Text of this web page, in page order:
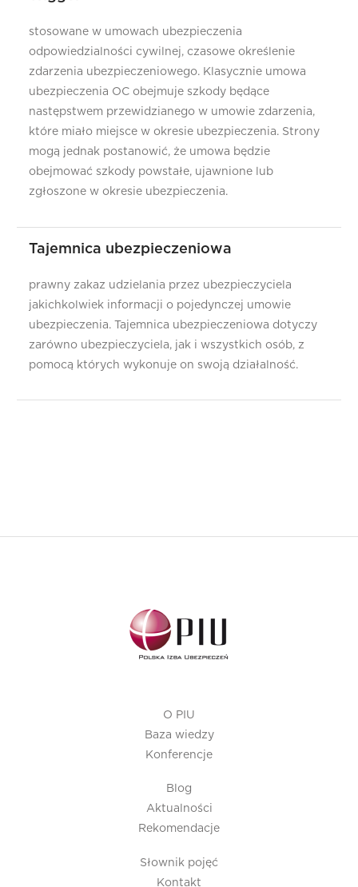
stosowane w umowach ubezpieczenia
odpowiedzialności cywilnej, czasowe określenie
zdarzenia ubezpieczeniowego. Klasycznie umowa
ubezpieczenia OC obejmuje szkody będące
następstwem przewidzianego w umowie zdarzenia,
które miało miejsce w okresie ubezpieczenia. Strony
mogą jednak postanowić, że umowa będzie
obejmować szkody powstałe, ujawnione lub
zgłoszone w okresie ubezpieczenia.
Tajemnica ubezpieczeniowa
prawny zakaz udzielania przez ubezpieczyciela
jakichkolwiek informacji o pojedynczej umowie
ubezpieczenia. Tajemnica ubezpieczeniowa dotyczy
zarówno ubezpieczyciela, jak i wszystkich osób, z
pomocą których wykonuje on swoją działalność.
O PIU
Baza wiedzy
Konferencje
Blog
Aktualności
Rekomendacje
Słownik pojęć
Kontakt